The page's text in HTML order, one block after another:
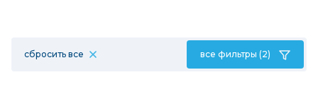
сбросить все все фильтры (2)